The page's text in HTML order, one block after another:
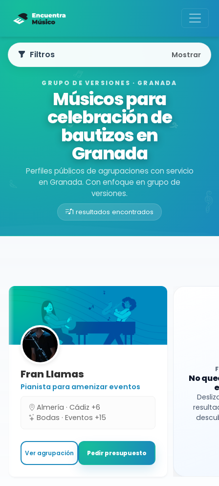
GRUPO DE VERSIONES · GRANADA
Músicos para
celebración de
bautizos en
Granada
Perfiles públicos de agrupaciones con servicio
en Granada. Con enfoque en grupo de
versiones.
1 resultados encontrados
Buscador de músicos
Filtros Mostrar
Fran Llamas
Pianista para amenizar eventos
Almería · Cádiz +6
Bodas · Eventos +15
Ver agrupación Pedir presupuesto
No